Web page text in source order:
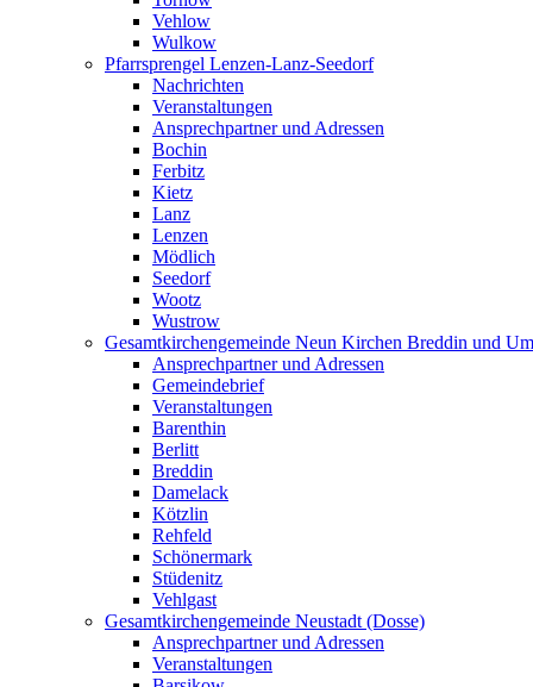
Vehlow
Wulkow
Pfarrsprengel Lenzen-Lanz-Seedorf
Nachrichten
Veranstaltungen
Ansprechpartner und Adressen
Bochin
Ferbitz
Kietz
Lanz
Lenzen
Mödlich
Seedorf
Wootz
Wustrow
Gesamtkirchengemeinde Neun Kirchen Breddin und
Ansprechpartner und Adressen
Gemeindebrief
Veranstaltungen
Barenthin
Berlitt
Breddin
Damelack
Kötzlin
Rehfeld
Schönermark
Stüdenitz
Vehlgast
Gesamtkirchengemeinde Neustadt (Dosse)
Ansprechpartner und Adressen
Veranstaltungen